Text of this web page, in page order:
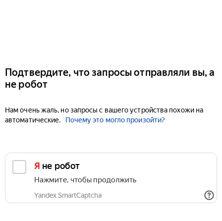
Подтвердите, что запросы отправляли вы, а
не робот
Нам очень жаль, но запросы с вашего устройства похожи на
автоматические.
Почему это могло произойти?
Я не робот
Нажмите, чтобы продолжить
Yandex SmartCaptcha